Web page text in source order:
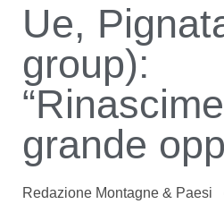
Ue,
group):
grande
Redazione Montagne & Paesi